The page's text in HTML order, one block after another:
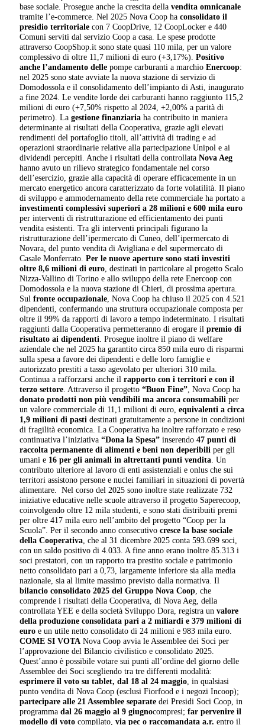
base sociale. Prosegue anche la crescita dellavendita omnicanale
tramite l’e-commerce. Nel 2025 Nova Coop haconsolidato il
presidio territorialecon 7 CoopDrive, 12 CoopLocker e 440
Comuni serviti dal servizio Coop a casa. Le spese prodotte
attraverso CoopShop.it sono state quasi 110 mila, per un valore
complessivo di oltre 11,7 milioni di euro (+3,17%).Positivo
anche l’andamento delle pompe carburanti a marchioEnercoop:
nel 2025 sono state avviate la nuova stazione di servizio di
Domodossola e il consolidamento dell’impianto di Asti, inaugurato
a fine 2024. Le vendite lorde dei carburanti hanno raggiunto 115,2
milioni di euro (+7,50% rispetto al 2024, +2,00% a parità di
perimetro). Lagestione finanziaria ha contribuito in maniera
determinante ai risultati della Cooperativa, grazie agli elevati
rendimenti del portafoglio titoli, all’attività di trading e ad
operazioni straordinarie relative alla partecipazione Unipol e ai
dividendi percepiti. Anche i risultati della controllataNova Aeg
hanno avuto un rilievo strategico fondamentale nel corso
dell’esercizio, grazie alla capacità di operare efficacemente in un
mercato energetico ancora caratterizzato da forte volatilità. Il piano
di sviluppo e ammodernamento della rete commerciale ha portato a
investimenti complessivi superiori a 28 milioni e 600 mila euro
per interventi di ristrutturazione ed efficientamento dei punti
vendita esistenti. Tra gli interventi principali figurano la
ristrutturazione dell’ipermercato di Cuneo, dell’ipermercato di
Novara, del punto vendita di Avigliana e del supermercato di
Casale Monferrato.Per le nuove aperture sono stati investiti
oltre 8,6 milioni di euro , destinati in particolare al progetto Scalo
Nizza-Vallino di Torino e allo sviluppo della rete Enercoop con
Domodossola e la nuova stazione di Chieri, di prossima apertura.
Sulfronte occupazionale , Nova Coop ha chiuso il 2025 con 4.521
dipendenti, confermando una struttura occupazionale composta per
oltre il 99% da rapporti di lavoro a tempo indeterminato. I risultati
raggiunti dalla Cooperativa permetteranno di erogare ilpremio di
risultato ai dipendenti . Prosegue inoltre il piano di welfare
aziendale che nel 2025 ha garantito circa 850 mila euro di risparmi
sulla spesa a favore dei dipendenti e delle loro famiglie e
autorizzato prestiti a tasso agevolato per ulteriori 310 mila.
Continua a rafforzarsi anche ilrapporto con i territori e con il
terzo settore . Attraverso il progetto“Buon Fine” , Nova Coop ha
donato prodotti non più vendibili ma ancora consumabili per
un valore commerciale di 11,1 milioni di euro,equivalenti a circa
1,9 milioni di pasti destinati gratuitamente a persone in condizioni
di fragilità economica. La Cooperativa ha inoltre rafforzato e reso
continuativa l’iniziativa“Dona la Spesa” inserendo47 punti di
raccolta permanente di alimenti e beni non deperibili per gli
umani e 16 per gli animali in altrettanti punti vendita . Un
contributo ulteriore al lavoro di enti assistenziali e onlus che sui
territori assistono persone e nuclei familiari in situazioni di povertà
alimentare. Nel corso del 2025 sono inoltre state realizzate 732
iniziative educative nelle scuole attraverso il progetto Saperecoop,
coinvolgendo oltre 12 mila studenti, e sono stati distribuiti premi
per oltre 417 mila euro nell’ambito del progetto “Coop per la
Scuola”. Per il secondo anno consecutivocresce la base sociale
della Cooperativa , che al 31 dicembre 2025 conta 593.699 soci,
con un saldo positivo di 4.033. A fine anno erano inoltre 85.313 i
soci prestatori, con un rapporto tra prestito sociale e patrimonio
netto consolidato pari a 0,73, largamente inferiore sia alla media
nazionale, sia al limite massimo previsto dalla normativa. Il
bilancio consolidato 2025 del Gruppo Nova Coop , che
comprende i risultati della Cooperativa, di Nova Aeg, della
controllata YEE e della società Sviluppo Dora, registra unvalore
della produzione consolidata pari a 2 miliardi e 379 milioni di
euro e un utile netto consolidato di 24 milioni e 983 mila euro.
COME SI VOTA Nova Coop avvia le Assemblee dei Soci per
l’approvazione del Bilancio civilistico e consolidato 2025.
Quest’anno è possibile votare sui punti all’ordine del giorno delle
Assemblee dei Soci scegliendo tra tre differenti modalità:
esprimere il voto su tablet, dal 18 al 24 maggio , in qualsiasi
punto vendita di Nova Coop (esclusi Fiorfood e i negozi Incoop);
partecipare alle 21 Assemblee separate dei Presidi Soci Coop, in
programmadal 26 maggio al 9 giugnocompresi;far pervenire il
modello di voto compilato,via pec o raccomandata a.r. entro il